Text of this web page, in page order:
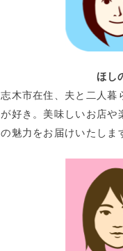
ほし
志木市在住、夫と二人暮
が好き。美味しいお店や
の魅力をお届けいたしま